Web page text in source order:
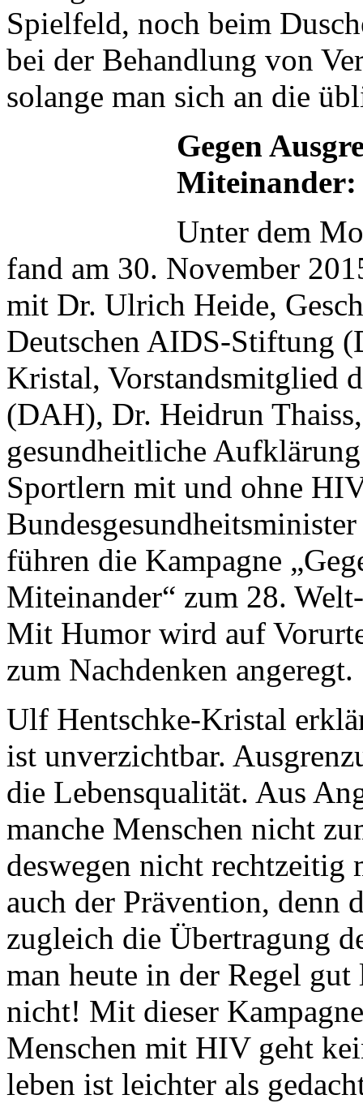
Spielfeld, noch beim
bei der Behandlung von
solange man sich an die
Gegen
Miteinander:
Unter dem
fand am 30. November
mit Dr. Ulrich Heide,
Deutschen AIDS-Stiftung
Kristal, Vorstandsmitglied
(DAH), Dr. Heidrun
gesundheitliche
Sportlern mit und ohne
führen die Kampagne
Miteinander“ zum 28.
Mit Humor wird auf
zum Nachdenken angeregt.
Ulf Hentschke-Kristal
ist unverzichtbar.
die Lebensqualität. Aus
manche Menschen nicht
deswegen nicht rechtzeitig
auch der Prävention, denn
zugleich die Übertragung
man heute in der Regel
nicht! Mit dieser
Menschen mit HIV geht
leben ist leichter als